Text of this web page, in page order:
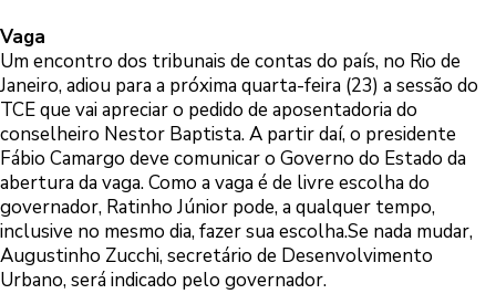
Vaga
Um encontro dos tribunais de contas do país, no Rio de
Janeiro, adiou para a próxima quarta-feira (23) a sessão do
TCE que vai apreciar o pedido de aposentadoria do
conselheiro Nestor Baptista. A partir daí, o presidente
Fábio Camargo deve comunicar o Governo do Estado da
abertura da vaga. Como a vaga é de livre escolha do
governador, Ratinho Júnior pode, a qualquer tempo,
inclusive no mesmo dia, fazer sua escolha.Se nada mudar,
Augustinho Zucchi, secretário de Desenvolvimento
Urbano, será indicado pelo governador.